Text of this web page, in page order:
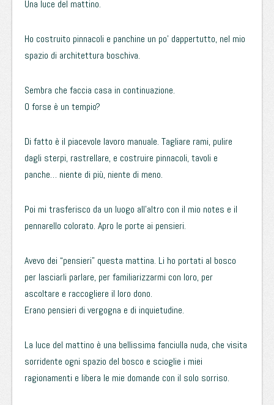
Una luce del mattino.
Ho costruito pinnacoli e panchine un po’ dappertutto, nel mio
spazio di architettura boschiva.
Sembra che faccia casa in continuazione.
O forse è un tempio?
Di fatto è il piacevole lavoro manuale. Tagliare rami, pulire
dagli sterpi, rastrellare, e costruire pinnacoli, tavoli e
panche… niente di più, niente di meno.
Poi mi trasferisco da un luogo all’altro con il mio notes e il
pennarello colorato. Apro le porte ai pensieri.
Avevo dei “pensieri” questa mattina. Li ho portati al bosco
per lasciarli parlare, per familiarizzarmi con loro, per
ascoltare e raccogliere il loro dono.
Erano pensieri di vergogna e di inquietudine.
La luce del mattino è una bellissima fanciulla nuda, che visita
sorridente ogni spazio del bosco e scioglie i miei
ragionamenti e libera le mie domande con il solo sorriso.